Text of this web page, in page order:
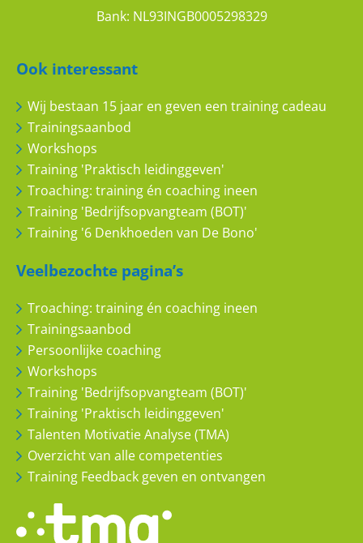
Ferdinands
Praktijkgericht
9 10
Arend
Eerlijke beoordeling
9 10
Bank: NL93INGB0005298329
Ook interessant
Wij bestaan 15 jaar en geven een training cadeau
Trainingsaanbod
Workshops
Training 'Praktisch leidinggeven'
Troaching: training én coaching ineen
Training 'Bedrijfsopvangteam (BOT)'
Training '6 Denkhoeden van De Bono'
Veelbezochte pagina’s
Troaching: training én coaching ineen
Trainingsaanbod
Persoonlijke coaching
Workshops
Training 'Bedrijfsopvangteam (BOT)'
Training 'Praktisch leidinggeven'
Talenten Motivatie Analyse (TMA)
Overzicht van alle competenties
Training Feedback geven en ontvangen